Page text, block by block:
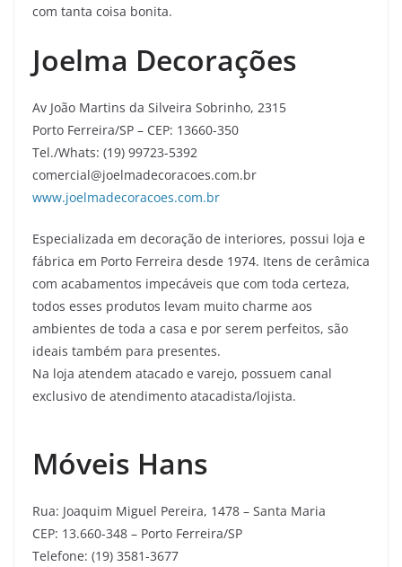
com tanta coisa bonita.
Joelma Decorações
Av João Martins da Silveira Sobrinho, 2315
Porto Ferreira/SP – CEP: 13660-350
Tel./Whats: (19) 99723-5392
comercial@joelmadecoracoes.com.br
www.joelmadecoracoes.com.br
Especializada em decoração de interiores, possui loja e
fábrica em Porto Ferreira desde 1974. Itens de cerâmica
com acabamentos impecáveis que com toda certeza,
todos esses produtos levam muito charme aos
ambientes de toda a casa e por serem perfeitos, são
ideais também para presentes.
Na loja atendem atacado e varejo, possuem canal
exclusivo de atendimento atacadista/lojista.
Móveis Hans
Rua: Joaquim Miguel Pereira, 1478 – Santa Maria
CEP: 13.660-348 – Porto Ferreira/SP
Telefone: (19) 3581-3677